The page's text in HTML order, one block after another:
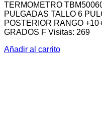
TERMOMETRO
PULGADAS TALLO 6
POSTERIOR RANGO
GRADOS F Visitas: 269
Añadir al carrito